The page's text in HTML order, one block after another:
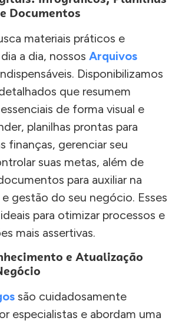
Documentos
materiais práticos e
a dia, nossos Arquivos
Disponibilizamos
que resumem
de forma visual e
planilhas prontas para
finanças, gerenciar seu
suas metas, além de
para auxiliar na
gestão do seu negócio. Esses
para otimizar processos e
mais assertivas.
e Atualização
são cuidadosamente
especialistas e abordam uma